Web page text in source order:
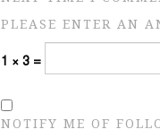
PLEASE ENTER AN
1 × 3 =
NOTIFY ME OF